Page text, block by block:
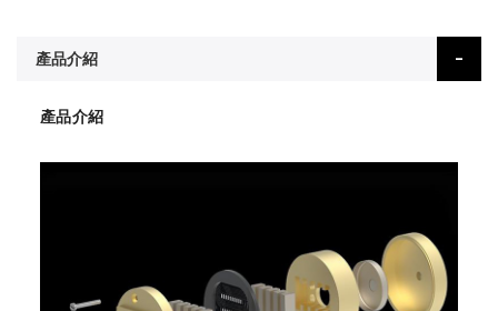
產品介紹
產品介紹